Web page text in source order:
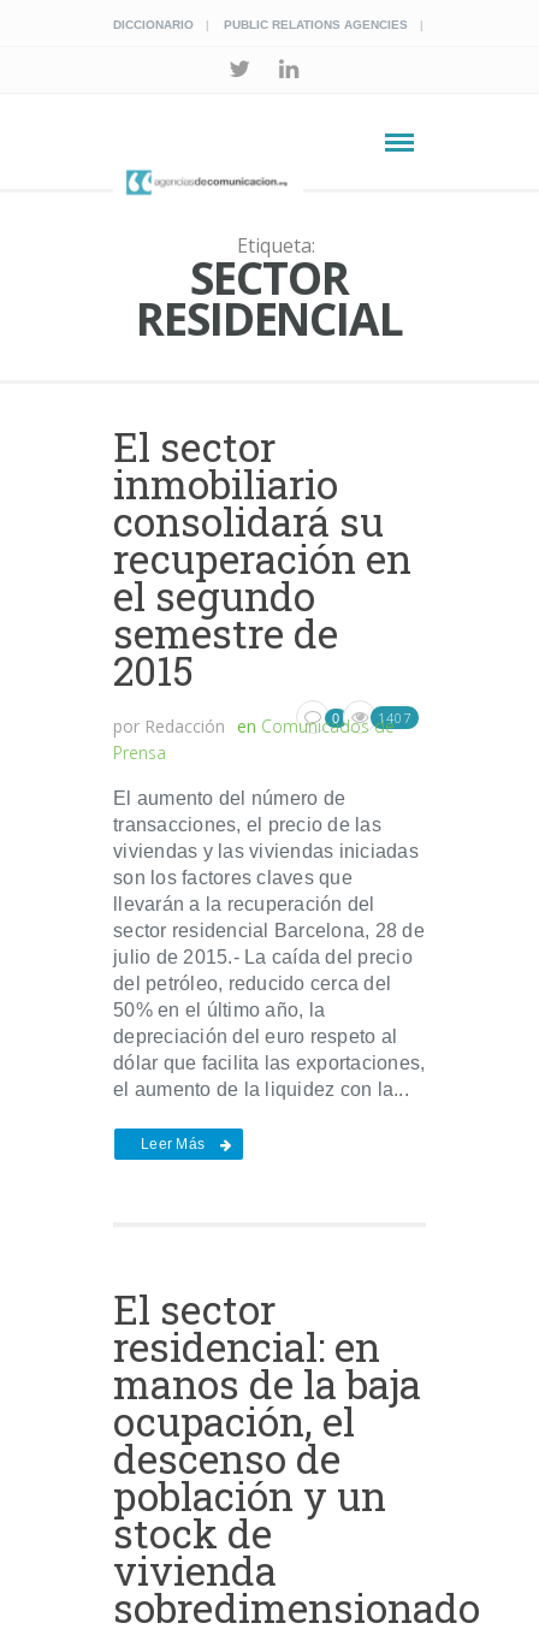
DICCIONARIO PUBLIC RELATIONS AGENCIES
Etiqueta:
SECTOR
RESIDENCIAL
El sector
inmobiliario
consolidará su
recuperación en
el segundo
semestre de
2015
por Redacción en Comunicados de
Prensa
0 1407
El aumento del número de
transacciones, el precio de las
viviendas y las viviendas iniciadas
son los factores claves que
llevarán a la recuperación del
sector residencial Barcelona, 28 de
julio de 2015.- La caída del precio
del petróleo, reducido cerca del
50% en el último año, la
depreciación del euro respeto al
dólar que facilita las exportaciones,
el aumento de la liquidez con la...
Leer Más
El sector
residencial: en
manos de la baja
ocupación, el
descenso de
población y un
stock de
vivienda
sobredimensionado